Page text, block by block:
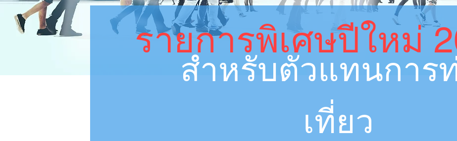
สำหรับตัวแทนการ
เที่ยว
รายการพิเศษปีใหม่